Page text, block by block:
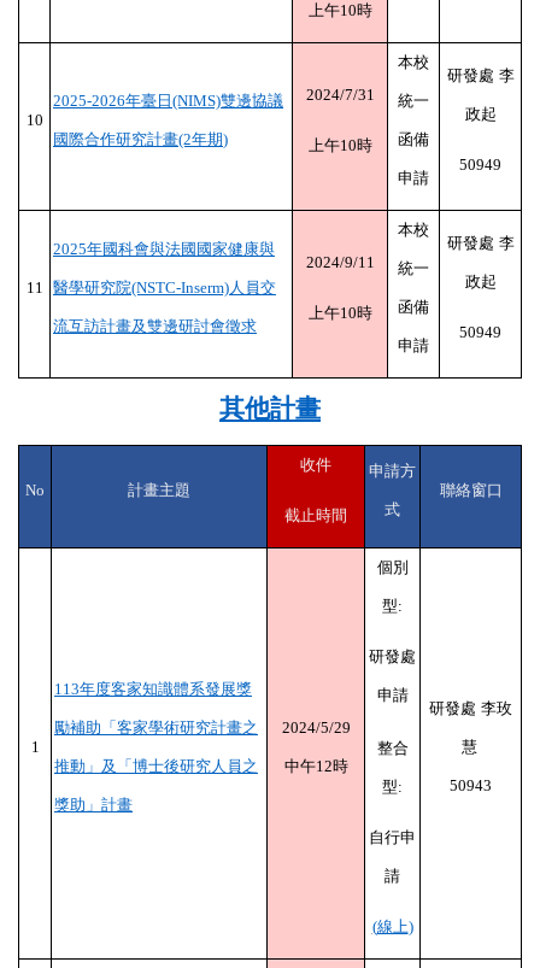
上午10時
10
2025-2026年臺日 (NIMS)雙邊協議
國際合作研究計畫(2年期)
2024/7/31
上午10時
本校
統一
函備
申請
研發處 李
政起
50949
11
2025年國科會與法國國家健康與
醫學研究院(NSTC-Inserm)人員交
流互訪計畫及雙邊研討會徵求
2024/9/11
上午10時
本校
統一
函備
申請
研發處 李
政起
50949
其他計畫
No 計畫主題
收件
截止時間
申請方
式
聯絡窗口
1
113年度客家知識體系發展獎
勵補助「客家學術研究計畫之
推動」及「博士後研究人員之
獎助」計畫
2024/5/29
中午12時
個別
型:
研發處
申請
整合
型:
自行申
請
(線上)
研發處 李玫
慧
50943